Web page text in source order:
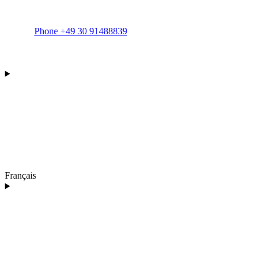
Phone +49 30 91488839
Français